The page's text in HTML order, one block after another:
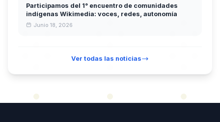
Participamos del 1° encuentro de comunidades
indígenas Wikimedia: voces, redes, autonomía
Junio 18, 2026
Ver todas las noticias